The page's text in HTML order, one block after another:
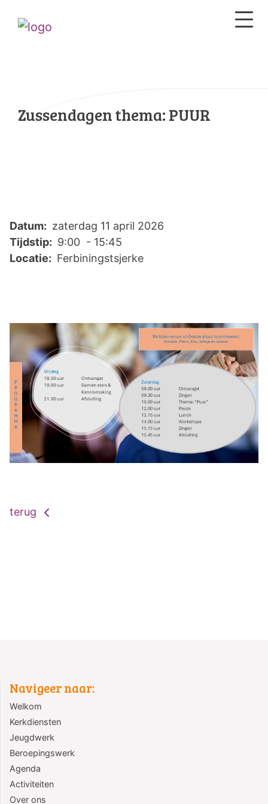
Zussendagen thema: PUUR
Datum: zaterdag 11 april 2026
Tijdstip: 9:00 - 15:45
Locatie: Ferbiningstsjerke
terug
Navigeer naar:
Welkom
Kerkdiensten
Jeugdwerk
Beroepingswerk
Agenda
Activiteiten
Over ons